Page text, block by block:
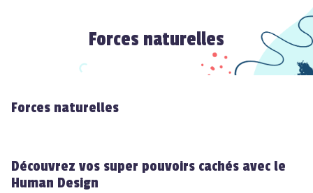
Forces naturelles
Forces naturelles
Découvrez vos super pouvoirs cachés avec le
Human Design